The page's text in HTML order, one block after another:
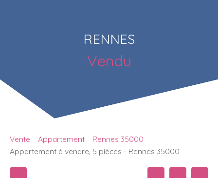
RENNES
Vendu
Vente Appartement
Rennes 35000
Appartement à vendre, 5 pièces - Rennes 35000